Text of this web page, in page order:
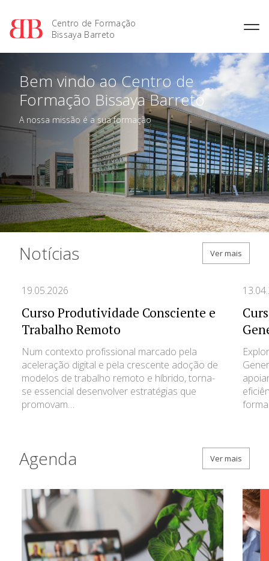
Centro de Formação
Bissaya Barreto
Agenda
Parcerias
Bolsa de Formadores
Contactos
Bem vindo ao Centro de
Formação Bissaya Barreto
A nossa missão é a sua formação
Notícias Ver mais
19.05.2026
Curso Produtividade Consciente e
Trabalho Remoto
Num contexto profissional marcado pela
aceleração digital e pela crescente adoção de
modelos de trabalho remoto e híbrido, torna-
se essencial desenvolver estratégias que
promovam…
Agenda Ver mais